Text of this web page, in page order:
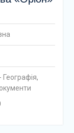
Географія,